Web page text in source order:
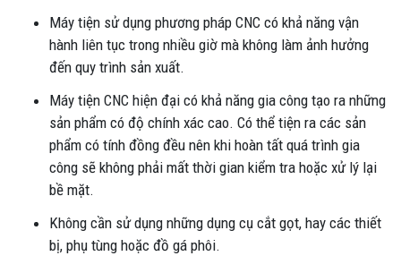
Máy tiện sử dụng phương pháp CNC có khả năng vận
hành liên tục trong nhiều giờ mà không làm ảnh hưởng
đến quy trình sản xuất.
Máy tiện CNC hiện đại có khả năng gia công tạo ra những
sản phẩm có độ chính xác cao. Có thể tiện ra các sản
phẩm có tính đồng đều nên khi hoàn tất quá trình gia
công sẽ không phải mất thời gian kiểm tra hoặc xử lý lại
bề mặt.
Không cần sử dụng những dụng cụ cắt gọt, hay các thiết
bị, phụ tùng hoặc đồ gá phôi.